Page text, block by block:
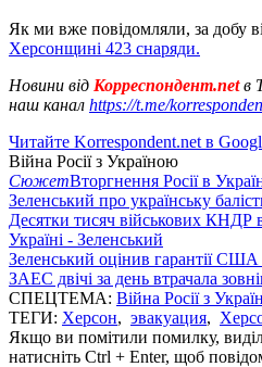
Як ми вже повідомляли, за добу
Херсонщині 423 снаряди.
Новини від Корреспондент.netв
наш канал https://t.me/
Читайте Korrespondent.net в
Війна Росії з Україною
СюжетВторгнення Росії в
Зеленський про українську
Десятки тисяч військових КНДР
Україні - Зеленський
Зеленський оцінив гарантії
ЗАЕС двічі за день втрачала
СПЕЦТЕМА: Війна Росії з
ТЕГИ: Херсон, эвакуация,
Якщо ви помітили помилку,
натисніть Ctrl + Enter, щоб